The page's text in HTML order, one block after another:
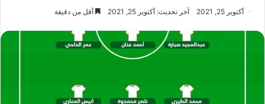
أكتوبر 25, 2021 آخر تحديث: أكتوبر 25, 2021 أقل من دقيقة